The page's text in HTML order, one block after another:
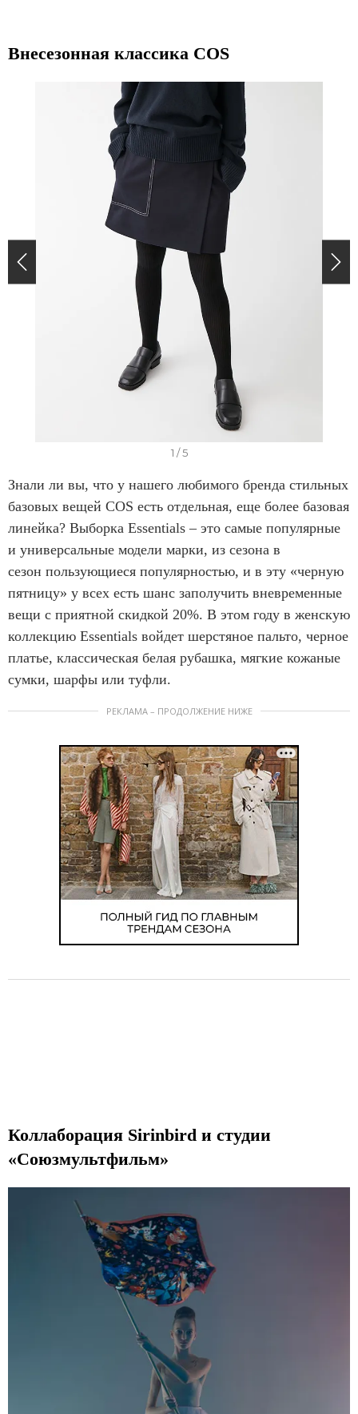
Внесезонная классика COS
e
m
1
o
f
5
1 / 5
Знали ли вы, что у нашего любимого бренда стильных
базовых вещей COS есть отдельная, еще более базовая
линейка? Выборка Essentials – это самые популярные
и универсальные модели марки, из сезона в
сезон пользующиеся популярностью, и в эту «черную
пятницу» у всех есть шанс заполучить вневременные
вещи с приятной скидкой 20%. В этом году в женскую
коллекцию Essentials войдет шерстяное пальто, черное
платье, классическая белая рубашка, мягкие кожаные
сумки, шарфы или туфли.
РЕКЛАМА – ПРОДОЛЖЕНИЕ НИЖЕ
Коллаборация Sirinbird и студии
«Союзмультфильм»